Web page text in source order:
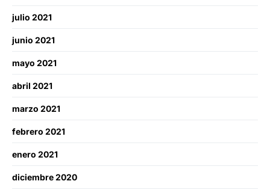
julio 2021
junio 2021
mayo 2021
abril 2021
marzo 2021
febrero 2021
enero 2021
diciembre 2020